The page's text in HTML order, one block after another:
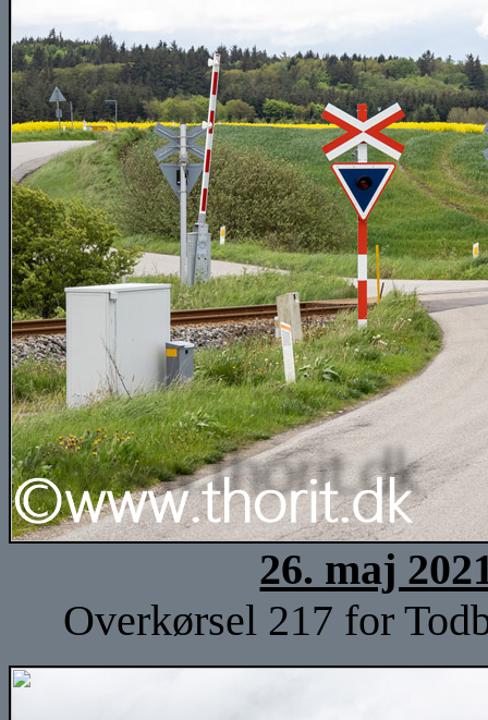
26. maj
Overkørsel 217 for